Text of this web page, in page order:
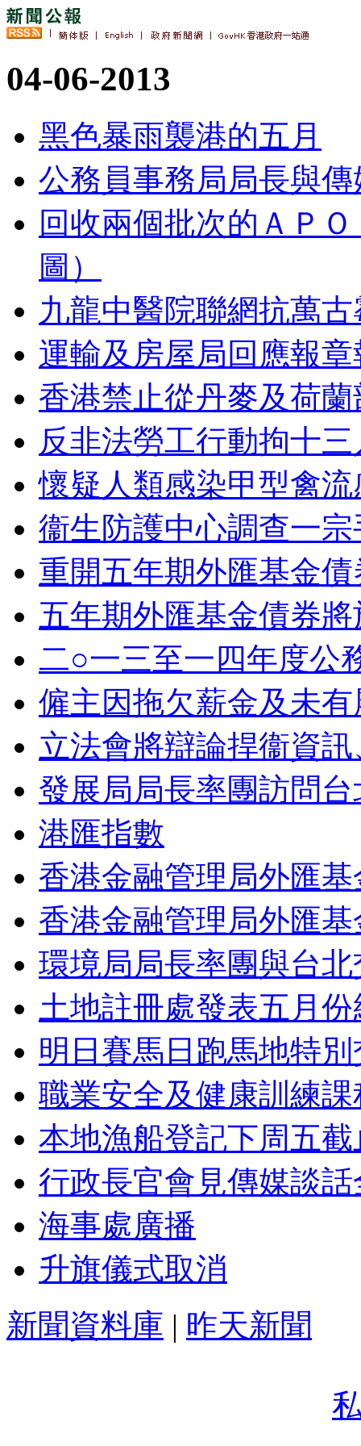
04-06-2013
黑色暴雨襲港的五月
公務員事務局局長與
回收兩個批次的ＡＰ
圖）
九龍中醫院聯網抗萬
運輸及房屋局回應報章
香港禁止從丹麥及荷
反非法勞工行動拘十三
懷疑人類感染甲型禽
衞生防護中心調查一
重開五年期外匯基金
五年期外匯基金債券
二○一三至一四年度公
僱主因拖欠薪金及未
立法會將辯論捍衞資
發展局局長率團訪問台
港匯指數
香港金融管理局外匯
香港金融管理局外匯
環境局局長率團與台
土地註冊處發表五月
明日賽馬日跑馬地特
職業安全及健康訓練
本地漁船登記下周五截
行政長官會見傳媒談
海事處廣播
升旗儀式取消
新聞資料庫 | 昨天新聞